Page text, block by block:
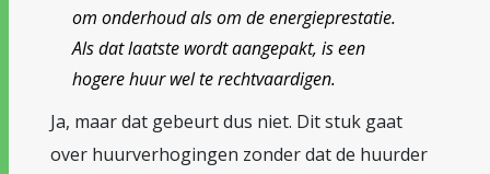
om onderhoud als om de energieprestatie.
Als dat laatste wordt aangepakt, is een
hogere huur wel te rechtvaardigen.
Ja, maar dat gebeurt dus niet. Dit stuk gaat
over huurverhogingen zonder dat de huurder